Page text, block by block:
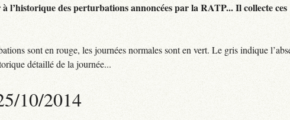
l’historique des perturbations annoncées par la RATP... Il collecte ces
sont en rouge, les journées normales sont en vert. Le gris indique
détaillé de la journée...
10/2014